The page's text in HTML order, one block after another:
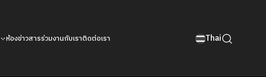
ห้องข่าวสารร่วมงานกับเราติดต่อเรา Thai